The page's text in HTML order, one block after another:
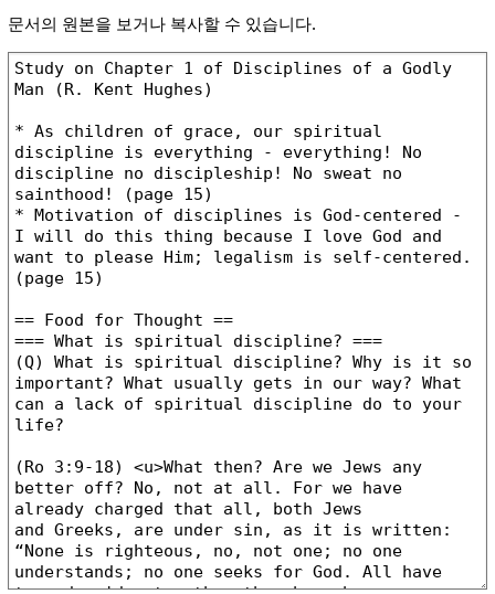
문서의 원본을 보거나 복사할 수 있습니다.